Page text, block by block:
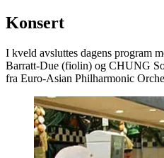
Konsert
I kveld avsluttes dagens program
Barratt-Due (fiolin) og CHUNG
fra Euro-Asian Philharmonic